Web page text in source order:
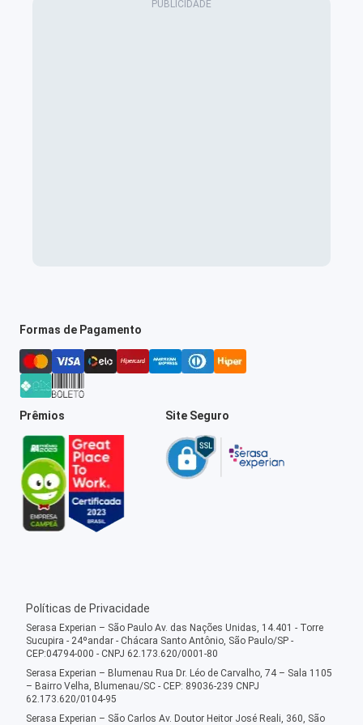
Formas de Pagamento
Prêmios Site Seguro
Políticas de Privacidade
Serasa Experian – São Paulo Av. das Nações Unidas, 14.401 - Torre
Sucupira - 24ºandar - Chácara Santo Antônio, São Paulo/SP -
CEP:04794-000 - CNPJ 62.173.620/0001-80
Serasa Experian – Blumenau Rua Dr. Léo de Carvalho, 74 – Sala 1105
– Bairro Velha, Blumenau/SC - CEP: 89036-239 CNPJ
62.173.620/0104-95
Serasa Experian – São Carlos Av. Doutor Heitor José Reali, 360, São